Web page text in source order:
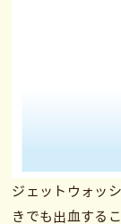
ジェットウォッ
きでも出血する